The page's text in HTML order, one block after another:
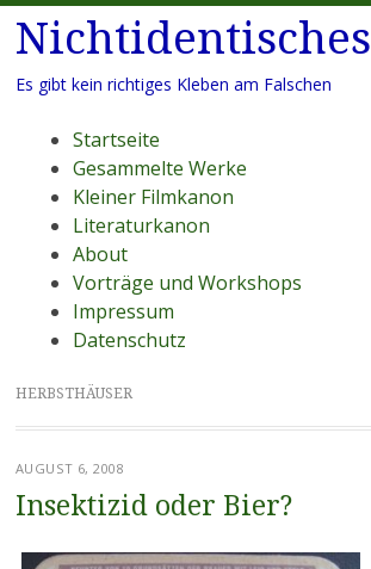
Nichtidentisches
Es gibt kein richtiges Kleben am Falschen
Menü
Zum
Inhalt
springen
Startseite
Gesammelte Werke
Kleiner Filmkanon
Literaturkanon
About
Vorträge und Workshops
Impressum
Datenschutz
HERBSTHÄUSER
AUGUST 6, 2008
Insektizid oder Bier?